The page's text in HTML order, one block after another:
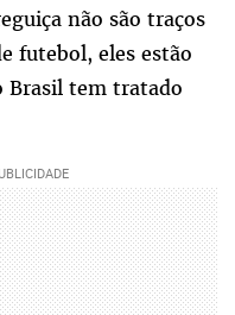
não são traços
futebol, eles estão
Brasil tem tratado